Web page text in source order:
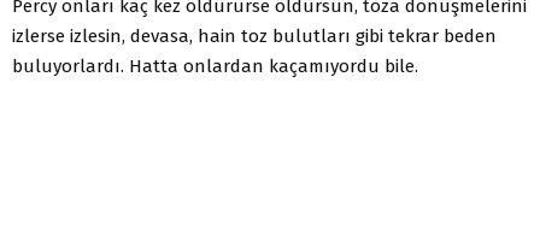
Percy onları kaç kez öldürürse öldürsün, toza dönüşmelerini
izlerse izlesin, devasa, hain toz bulutları gibi tekrar beden
buluyorlardı. Hatta onlardan kaçamıyordu bile.